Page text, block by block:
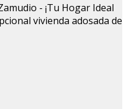
- ¡Tu Hogar Ideal
vivienda adosada de